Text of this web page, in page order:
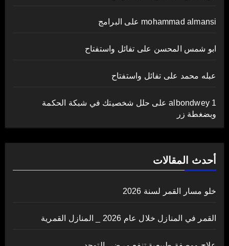
mohammad almansi على البرامج
ابو شمس المحسن على تفائل واستفتاح
عبله محمد على تفائل واستفتاح
albondwey 1على حلل شخصيتك في شبكة الحكمة
وبضغطة زر
أحدث المقالات
خلو مسار القمر لسنة 2026
القمر في المنازل خلال عام 2026 _ المنازل القمرية